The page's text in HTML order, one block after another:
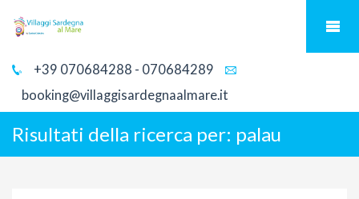
+39 070684288 - 070684289
booking@villaggisardegnaalmare.it
Risultati della ricerca per: palau